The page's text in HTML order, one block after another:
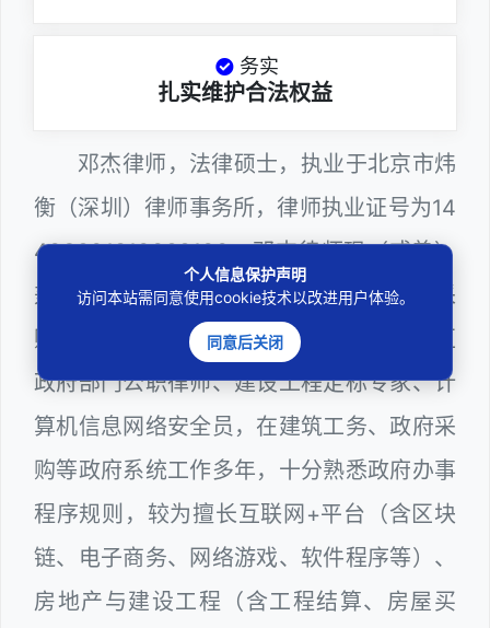
务实
扎实维护合法权益
邓杰律师，法律硕士，执业于北京市炜
衡（深圳）律师事务所，律师执业证号为14
403201810022100。邓杰律师现（或曾）
兼任深圳市人民政府听证员、深圳市政府采
购评审专家（法律类），曾担任深圳市某区
政府部门公职律师、建设工程定标专家、计
算机信息网络安全员，在建筑工务、政府采
购等政府系统工作多年，十分熟悉政府办事
程序规则，较为擅长互联网+平台（含区块
链、电子商务、网络游戏、软件程序等）、
房地产与建设工程（含工程结算、房屋买
个人信息保护声明
访问本站需同意使用cookie技术以改进用户体验。
同意后关闭